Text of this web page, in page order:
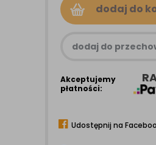
dodaj do
dodaj do
Akceptujemy
płatności:
Udostępnij na